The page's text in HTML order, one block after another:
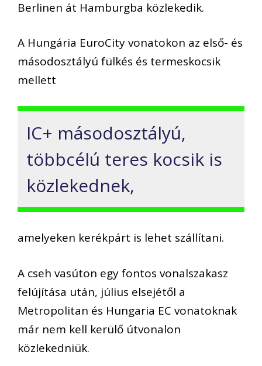
Berlinen át Hamburgba közlekedik.
A Hungária EuroCity vonatokon az első- és
másodosztályú fülkés és termeskocsik
mellett
IC+ másodosztályú,
többcélú teres kocsik is
közlekednek,
amelyeken kerékpárt is lehet szállítani.
A cseh vasúton egy fontos vonalszakasz
felújítása után, július elsejétől a
Metropolitan és Hungaria EC vonatoknak
már nem kell kerülő útvonalon
közlekedniük.